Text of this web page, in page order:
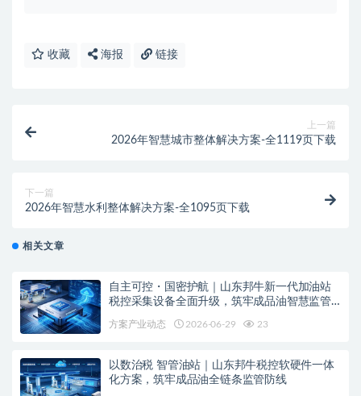
收藏 海报 链接
上一篇
2026年智慧城市整体解决方案-全1119页下载
下一篇
2026年智慧水利整体解决方案-全1095页下载
相关文章
自主可控・国密护航｜山东邦牛新一代加油站
税控采集设备全面升级，筑牢成品油智慧监管
方案产业动态 2026-06-29 23
以数治税 智管油站｜山东邦牛税控软硬件一体
化方案，筑牢成品油全链条监管防线